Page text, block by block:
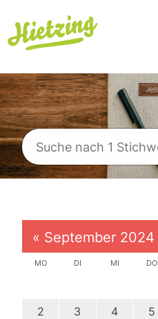
« September 2024
MO DI MI DO
2
3 4 5